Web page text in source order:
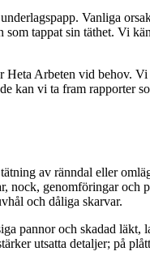
Vanliga
tappat sin täthet. Vi
Arbeten vid behov.
kan vi ta fram rapporter
av ränndal eller
genomföringar och
och dåliga skarvar.
pannor och skadad
utsatta detaljer; på